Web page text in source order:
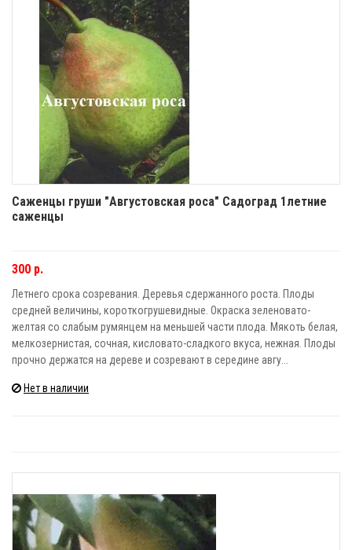
Саженцы груши "Августовская роса" Садоград 1летние
саженцы
300 р.
Летнего срока созревания. Деревья сдержанного роста. Плоды
средней величины, короткогрушевидные. Окраска зеленовато-
желтая со слабым румянцем на меньшей части плода. Мякоть белая,
мелкозернистая, сочная, кисловато-сладкого вкуса, нежная. Плоды
прочно держатся на дереве и созревают в середине авгу...
Нет в наличии